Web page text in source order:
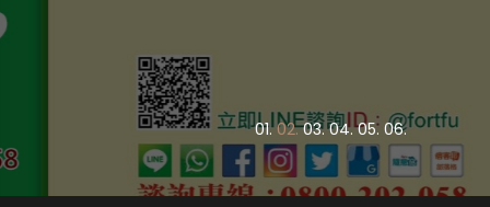
01. 02. 03. 04. 05. 06.